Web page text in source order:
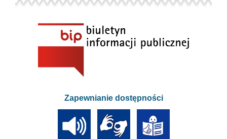
Zapewnianie dostępności